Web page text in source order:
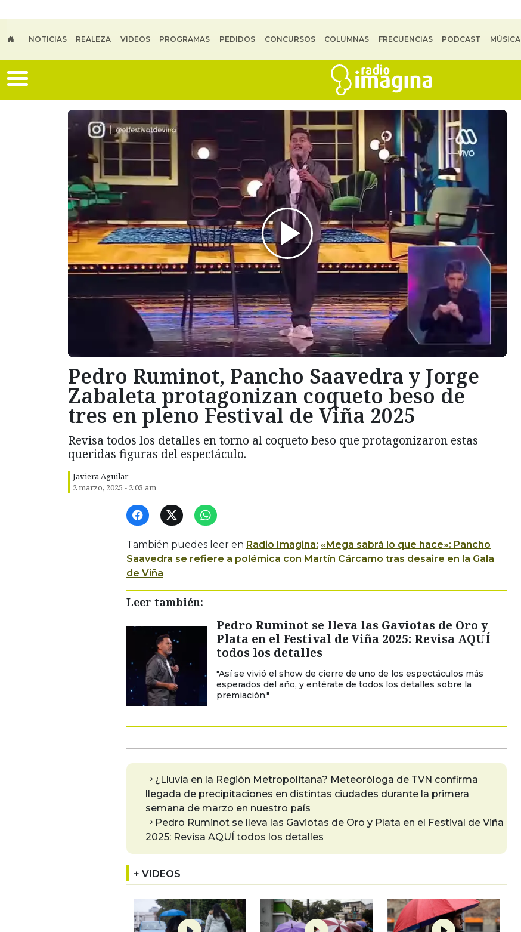
NOTICIAS REALEZA VIDEOS PROGRAMAS PEDIDOS CONCURSOS COLUMNAS FRECUENCIAS PODCAST MÚSICA
Pedro Ruminot, Pancho Saavedra y Jorge
Zabaleta protagonizan coqueto beso de
tres en pleno Festival de Viña 2025
Revisa todos los detalles en torno al coqueto beso que protagonizaron estas
queridas figuras del espectáculo.
Javiera Aguilar
2 marzo, 2025 - 2:03 am
También puedes leer en Radio Imagina: «Mega sabrá lo que hace»: Pancho
Saavedra se refiere a polémica con Martín Cárcamo tras desaire en la Gala
de Viña
Leer también:
Pedro Ruminot se lleva las Gaviotas de Oro y
Plata en el Festival de Viña 2025: Revisa AQUÍ
todos los detalles
"Así se vivió el show de cierre de uno de los espectáculos más
esperados del año, y entérate de todos los detalles sobre la
premiación."
¿Lluvia en la Región Metropolitana? Meteoróloga de TVN confirma
llegada de precipitaciones en distintas ciudades durante la primera
semana de marzo en nuestro país
Pedro Ruminot se lleva las Gaviotas de Oro y Plata en el Festival de Viña
2025: Revisa AQUÍ todos los detalles
+ VIDEOS